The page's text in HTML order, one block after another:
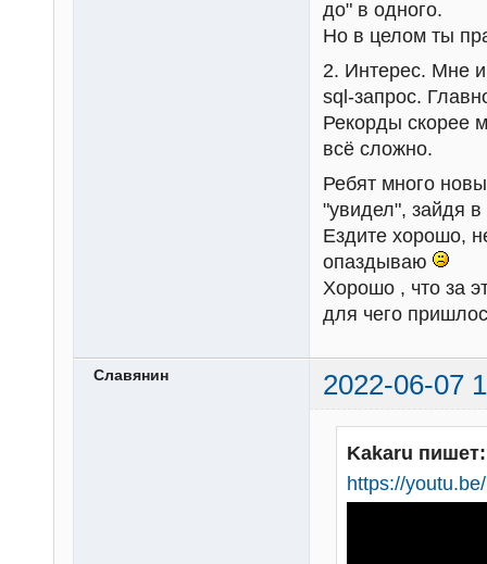
до" в одного.
Но в целом ты
2. Интерес. Мне
sql-запрос.
Рекорды скорее
всё сложно.
Ребят много
"увидел", зайдя в
Ездите хорошо,
опаздываю
Хорошо , что за
для чего
Славянин 2022-06-07
Kakaru пишет:
https://